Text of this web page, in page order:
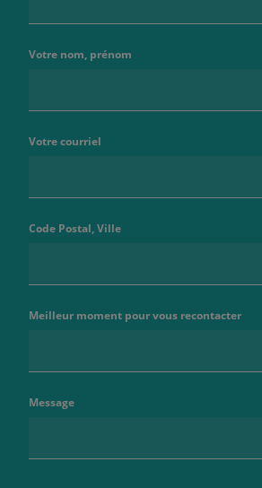
Votre nom, prénom
Votre courriel
Code Postal, Ville
Meilleur moment pour vous recontacter
Message